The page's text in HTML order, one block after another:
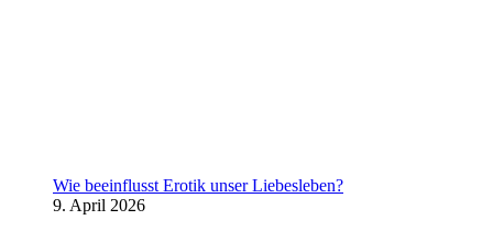
Wie beeinflusst Erotik unser Liebesleben?
9. April 2026